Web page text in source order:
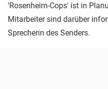
'Rosenheim-Cops' ist in
Mitarbeiter sind darüber
Sprecherin des Senders.